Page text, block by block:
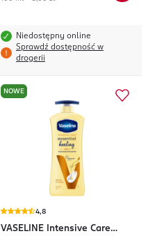
Niedostępny online
Sprawdź dostępność w
drogerii
NOWE
4,8
VASELINE
Intensive Care